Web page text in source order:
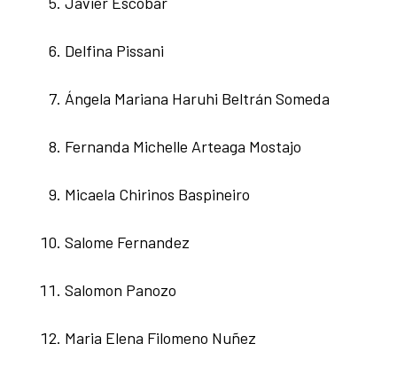
Delfina Pissani
Ángela Mariana Haruhi Beltrán Someda
Fernanda Michelle Arteaga Mostajo
Micaela Chirinos Baspineiro
Salome Fernandez
Salomon Panozo
Maria Elena Filomeno Nuñez